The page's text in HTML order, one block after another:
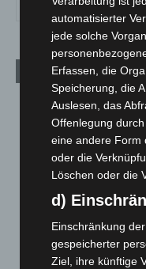
Aktuelle Beiträge
Region Hannover: 21
Roten Kreuz
5. August 2026
Mann läuft mit
5. August 2026
Celle: Mensch stirbt
5. August 2026
automatisierter
jede solche
Erfassen, die
Speicherung, die
Auslesen, das
Offenlegung
eine andere Form
oder die
Löschen oder die
d)
Einschränkung
gespeicherter
Ziel, ihre künftige